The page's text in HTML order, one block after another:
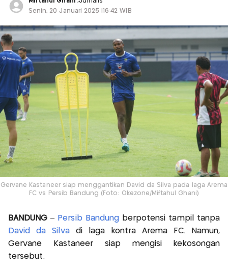
Senin, 20 Januari 2025 |16:42 WIB
Gervane Kastaneer siap menggantikan David da Silva pada laga Arema
FC vs Persib Bandung (Foto: Okezone/Miftahul Ghani)
BANDUNG– Persib Bandung berpotensi tampil tanpa
David da Silva di laga kontra Arema FC. Namun,
Gervane Kastaneer siap mengisi kekosongan
tersebut.